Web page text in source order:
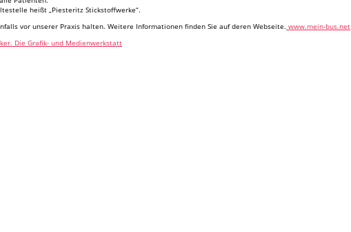
heißt „Piesteritz Stickstoffwerke“.
vor unserer Praxis halten. Weitere Informationen finden Sie auf deren Webseite. www.mein-bus.net
Die Grafik- und Medienwerkstatt